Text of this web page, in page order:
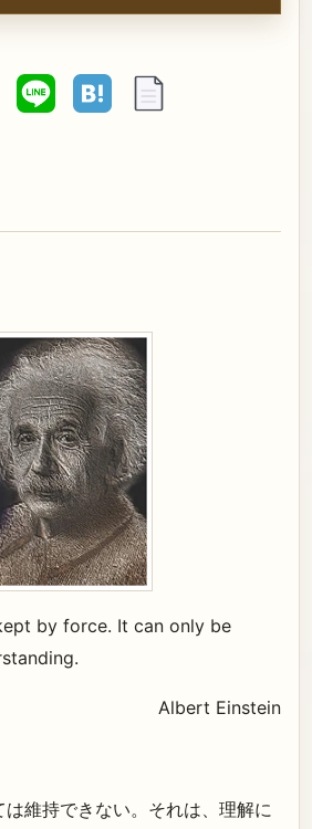
by force. It can only be
Albert Einstein
維持できない。それは、理解に